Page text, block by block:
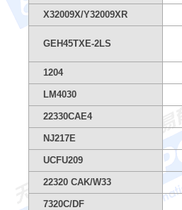
X32009X/Y32009XR
GEH45TXE-2LS
1204
LM4030
22330CAE4
NJ217E
UCFU209
22320 CAK/W33
7320C/DF